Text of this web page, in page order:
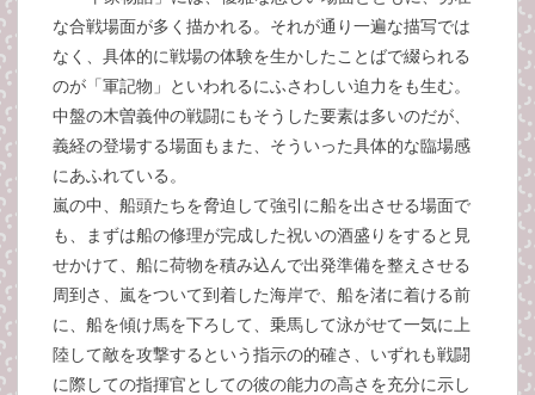
な合戦場面が多く描かれる。それが通り一遍な描写では
なく、具体的に戦場の体験を生かしたことばで綴られる
のが「軍記物」といわれるにふさわしい迫力をも生む。
中盤の木曽義仲の戦闘にもそうした要素は多いのだが、
義経の登場する場面もまた、そういった具体的な臨場感
にあふれている。
嵐の中、船頭たちを脅迫して強引に船を出させる場面で
も、まずは船の修理が完成した祝いの酒盛りをすると見
せかけて、船に荷物を積み込んで出発準備を整えさせる
周到さ、嵐をついて到着した海岸で、船を渚に着ける前
に、船を傾け馬を下ろして、乗馬して泳がせて一気に上
陸して敵を攻撃するという指示の的確さ、いずれも戦闘
に際しての指揮官としての彼の能力の高さを充分に示し